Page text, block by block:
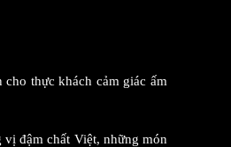
thực khách cảm giác ấm
đậm chất Việt, những món